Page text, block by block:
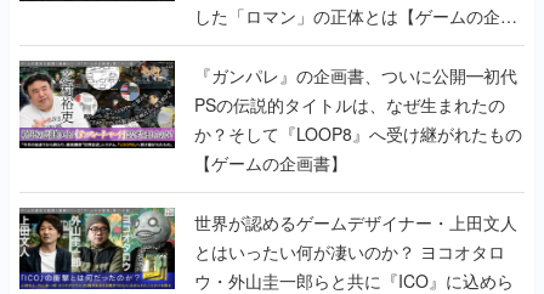
した「ロマン」の正体とは【ゲームの企画
書】
『ガンパレ』の企画書、ついに公開━初代
PSの伝説的タイトルは、なぜ生まれたの
か？そして『LOOP8』へ受け継がれたもの
【ゲームの企画書】
世界が認めるゲームデザイナー・上田文人
とはいったい何が凄いのか？ ヨコオタロ
ウ・外山圭一郎らと共に『ICO』に込めら